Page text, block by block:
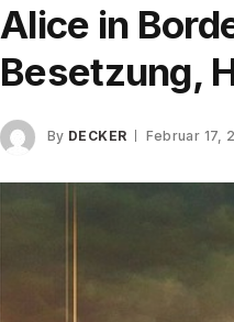
Alice in
Besetzung,
By DECKER Februar 17,